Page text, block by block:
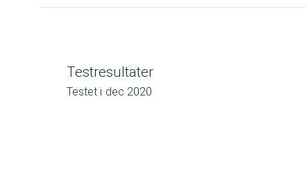
Testresultater
Testet i dec 2020